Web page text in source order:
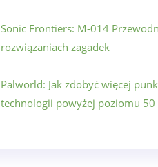
Sonic Frontiers: M-014
rozwiązaniach zagadek
Palworld: Jak zdobyć więcej
technologii powyżej poziomu 50